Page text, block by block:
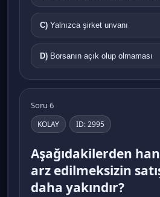
C) Yalnızca şirket unvanı
D) Borsanın açık olup olmaması
Soru 6
KOLAY ID: 2995
Aşağıdakilerden
arz edilmeksizin
daha yakındır?